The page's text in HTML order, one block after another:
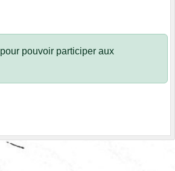
pour pouvoir participer aux